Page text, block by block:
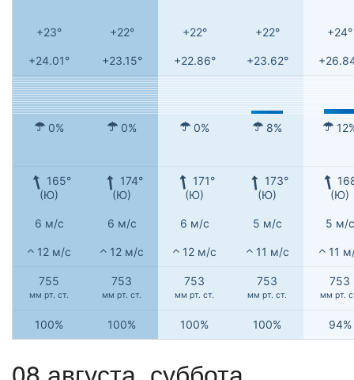
+23° +22° +22° +22° +24°
+24.01° +23.15° +22.86° +23.62°
0% 0% 0% 8%
165°
(Ю)
174°
(Ю)
171°
(Ю)
173°
(Ю)
(Ю)
6 м/с 6 м/с 6 м/с 5 м/с 5 м/с
12 м/с 12 м/с 12 м/с 11 м/с 11
755
мм рт. ст.
753
мм рт. ст.
753
мм рт. ст.
753
мм рт. ст.
753
мм рт.
100% 100% 100% 100% 94%
08 августа, суббота